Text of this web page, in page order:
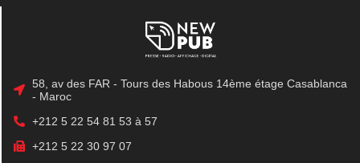
58, av des FAR - Tours des Habous 14ème étage Casablanca
- Maroc
+212 5 22 54 81 53 à 57
+212 5 22 30 97 07